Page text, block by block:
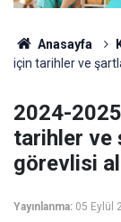
Anasayfa
için tarihler ve
2024-
tarihler ve
görevlisi
Yayınlanma: 05 Eylül